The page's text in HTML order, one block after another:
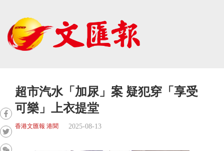
超市汽水「加尿」案 疑犯穿「享受
可樂」上衣提堂
香港文匯報 港聞 2025-08-13